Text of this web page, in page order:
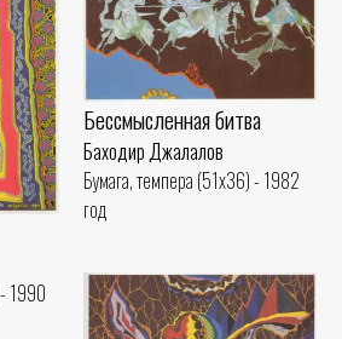
1990
Бессмысленная битва
Баходир Джалалов
Бумага, темпера (51x36) - 1982
год